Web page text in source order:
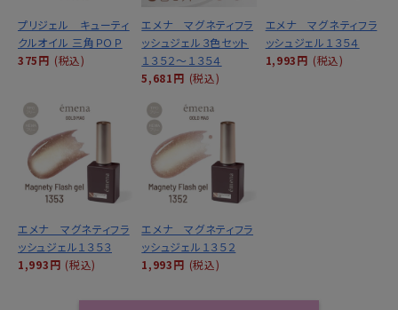
プリジェル キューティ
クルオイル 三角ＰＯＰ
375円 (税込)
エメナ マグネティフラ
ッシュジェル３色セット
１３５２～１３５４
5,681円 (税込)
エメナ マグネティフラ
ッシュジェル１３５４
1,993円 (税込)
エメナ マグネティフラ
ッシュジェル１３５３
1,993円 (税込)
エメナ マグネティフラ
ッシュジェル１３５２
1,993円 (税込)